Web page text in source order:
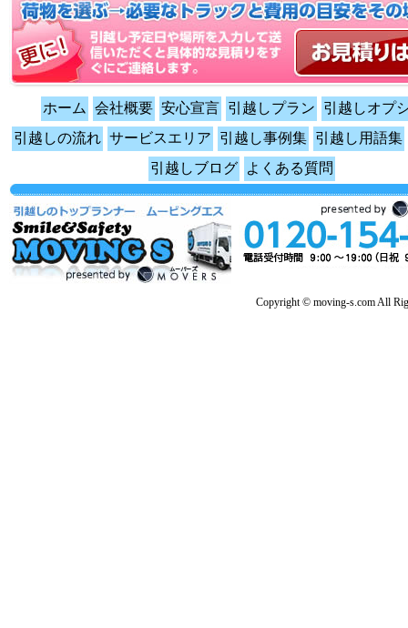
ホーム 会社概要 安心宣言 引越しプラン
引越しオプ
引越しの流れ サービスエリア 引越し事例集 引越し用語集
引越しブログ
よくある質問
Copyright © moving-s.com All